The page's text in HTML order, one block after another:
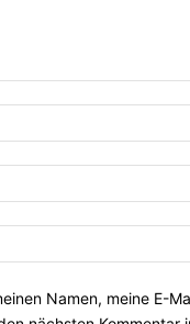
Namen, meine E-